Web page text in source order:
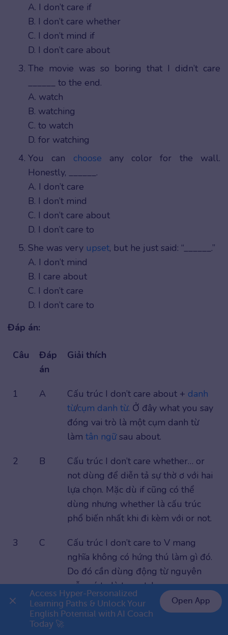
A. I don’t care if
B. I don’t care whether
C. I don’t mind if
D. I don’t care about
The movie was so boring that I didn’t care
______ to the end.
A. watch
B. watching
C. to watch
D. for watching
You can choose any color for the wall.
Honestly, ______.
A. I don’t care
B. I don’t mind
C. I don’t care about
D. I don’t care to
She was very upset, but he just said: “______.”
A. I don’t mind
B. I care about
C. I don’t care
D. I don’t care to
Đáp án:
Câu
Đáp
án
Giải thích
1 A Cấu trúc I don’t care about + danh
từ/cụm danh từ. Ở đây what you say
đóng vai trò là một cụm danh từ
làm tân ngữsau about.
2
B
Cấu trúc I don’t care whether… or
not dùng để diễn tả sự thờ ơ với hai
lựa chọn. Mặc dù if cũng có thể
dùng nhưng whether là cấu trúc
phổ biến nhất khi đi kèm với or not.
3
C
Cấu trúc I don’t care to V mang
nghĩa không có hứng thú làm gì đó.
Do đó cần dùng động từ nguyên
mẫu có to là to watch.
B
Cả I don’t care và I don’t mind đều
👉 Premium 1 năm chỉ 799K
Access Hyper-Personalized
Learning Paths & Unlock Your
English Potential with AI Coach
Today 🚀
Open App